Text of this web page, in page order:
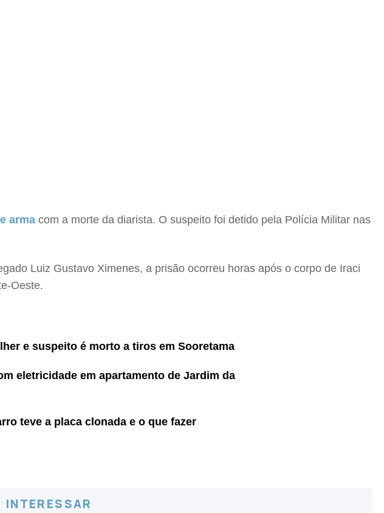
arma com a morte da diarista. O suspeito foi detido pela Polícia Militar nas
Luiz Gustavo Ximenes, a prisão ocorreu horas após o corpo de Iraci
Oeste.
e suspeito é morto a tiros em Sooretama
eletricidade em apartamento de Jardim da
teve a placa clonada e o que fazer
INTERESSAR